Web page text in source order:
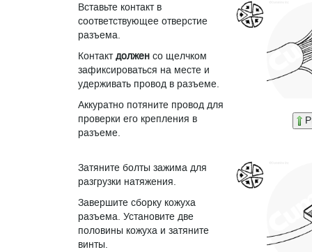
Вставьте контакт в
соответствующее отверстие
разъема.
Контактдолжен со щелчком
зафиксироваться на месте и
удерживать провод в разъеме.
Аккуратно потяните провод для
проверки его крепления в
разъеме.
Затяните болты зажима для
разгрузки натяжения.
Завершите сборку кожуха
разъема. Установите две
половины кожуха и затяните
винты.